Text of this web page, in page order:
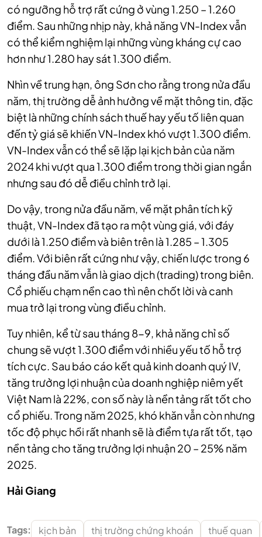
có ngưỡng hỗ trợ rất cứng ở vùng 1.250 – 1.260
điểm. Sau những nhịp này, khả năng VN-Index vẫn
có thể kiểm nghiệm lại những vùng kháng cự cao
hơn như 1.280 hay sát 1.300 điểm.
Nhìn về trung hạn, ông Sơn cho rằng trong nửa đầu
năm, thị trường dễ ảnh hưởng về mặt thông tin, đặc
biệt là những chính sách thuế hay yếu tố liên quan
đến tỷ giá sẽ khiến VN-Index khó vượt 1.300 điểm.
VN-Index vẫn có thể sẽ lặp lại kịch bản của năm
2024 khi vượt qua 1.300 điểm trong thời gian ngắn
nhưng sau đó dễ điều chỉnh trở lại.
Do vậy, trong nửa đầu năm, về mặt phân tích kỹ
thuật, VN-Index đã tạo ra một vùng giá, với đáy
dưới là 1.250 điểm và biên trên là 1.285 – 1.305
điểm. Với biên rất cứng như vậy, chiến lược trong 6
tháng đầu năm vẫn là giao dịch (trading) trong biên.
Cổ phiếu chạm nền cao thì nên chốt lời và canh
mua trở lại trong vùng điều chỉnh.
Tuy nhiên, kể từ sau tháng 8-9, khả năng chỉ số
chung sẽ vượt 1.300 điểm với nhiều yếu tố hỗ trợ
tích cực. Sau báo cáo kết quả kinh doanh quý IV,
tăng trưởng lợi nhuận của doanh nghiệp niêm yết
Việt Nam là 22%, con số này là nền tảng rất tốt cho
cổ phiếu. Trong năm 2025, khó khăn vẫn còn nhưng
tốc độ phục hồi rất nhanh sẽ là điểm tựa rất tốt, tạo
nền tảng cho tăng trưởng lợi nhuận 20 – 25% năm
2025.
Hải Giang
Tags: kịch bản thị trường chứng khoán thuế quan